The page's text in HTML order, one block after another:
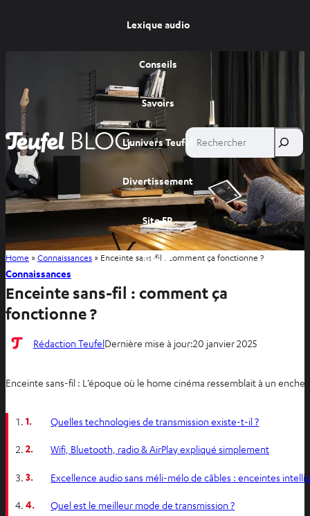
Lexique audio
Conseils
Savoirs
L’univers Teufel
Divertissement
Site FR
Site BE
Rechercher
Home »Connaissances » Enceinte sans-fil : comment ça fonctionne ?
Connaissances
Enceinte sans-fil : comment ça
fonctionne ?
Rédaction TeufelDernière mise à jour:20 janvier 2025
Enceinte sans-fil : L’époque où le home cinéma ressemblait à un
1. Quelles technologies de transmission existe-t-il ?
2. Wifi, Bluetooth, radio & AirPlay expliqué simplement
3. Excellence audio sans méli-mélo de câbles : enceintes
4. Quel est le meilleur mode de transmission ?